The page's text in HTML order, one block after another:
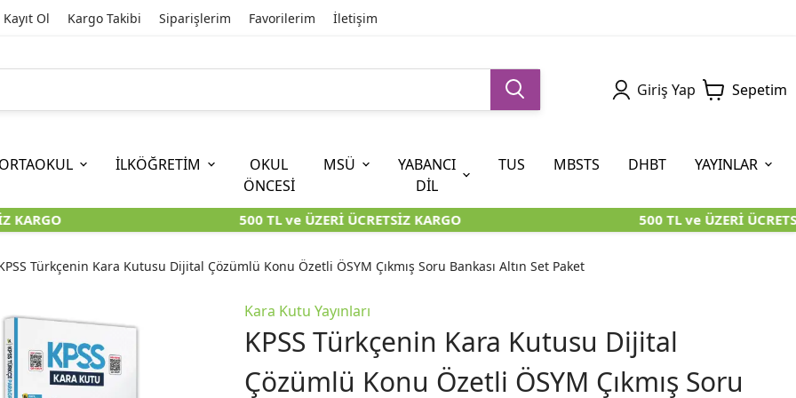
Kayıt Ol Kargo Takibi Siparişlerim Favorilerim İletişim
Giriş Yap Sepetim
11. SINIF
KARA KUTU KİTAPLARI
TYT
KARA KUTU KİTAPLARI
AYT
KARA KUTU KİTAPLARI
EĞİTİM BİLİMLERİ
KARA KUTU KİTAPLARI
LİSANS
KARA KUTU KİTAPLARI
ÖABT
ÖZGÜN ÜRÜNLER
ORTAOKUL
6. SINIF (İOKBS)
KARA KUTU KİTAPLARI
5. SINIF (İOKBS)
KARA KUTU KİTAPLARI
İLKÖĞRETİM
OKUL
ÖNCESİ
MSÜ
YABANCI
DİL
TUS MBSTS DHBT YAYINLAR
500 TL ve ÜZERİ ÜCRETSİZ KARGO 500 TL ve ÜZERİ
Türkçenin Kara Kutusu Dijital Çözümlü Konu Özetli ÖSYM Çıkmış Soru Bankası Altın Set Paket
Kara Kutu Yayınları
KPSS Türkçenin Kara Kutusu Dijital
Çözümlü Konu Özetli ÖSYM Çıkmış Soru